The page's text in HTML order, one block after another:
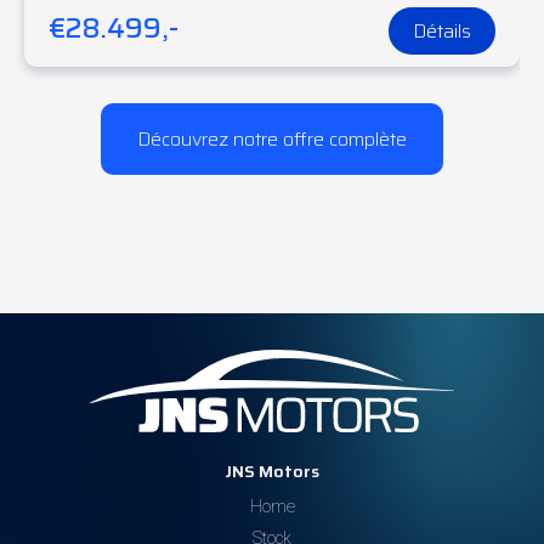
CetteSkoda Superb Break
est en excellent état et prête
pour un nouveau propriétaire ! Intéressé par une visite ou un
€28.499,- Détails
Découvrez notre offre complète
JNS Motors
Home
Stock